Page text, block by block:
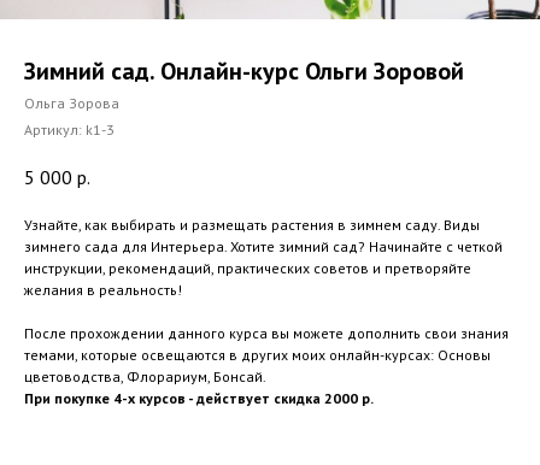
Зимний сад. Онлайн-курс Ольги Зоровой
Ольга Зорова
Артикул: k1-3
5 000 р.
Узнайте, как выбирать и размещать растения в зимнем саду. Виды
зимнего сада для Интерьера. Хотите зимний сад? Начинайте с четкой
инструкции, рекомендаций, практических советов и претворяйте
желания в реальность!
После прохождении данного курса вы можете дополнить свои знания
темами, которые освещаются в других моих онлайн-курсах: Основы
цветоводства, Флорариум, Бонсай.
При покупке 4-х курсов - действует скидка 2000 р.